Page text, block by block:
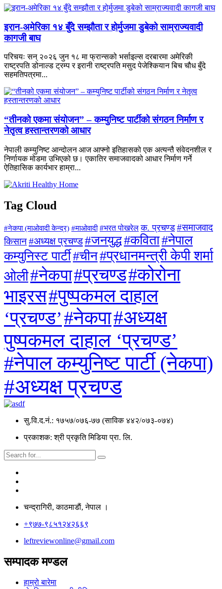
इरान-अमेरिका १४ बुँदे सम्झौता र होर्मुजमा डुबेको साम्राज्यवादी
कागजी बाघ
परिचयः सन् २०२६ जुन १८ मा फ्रान्सको भर्साइल्स दरबारमा अमेरिकी
राष्ट्रपति डोनाल्ड ट्रम्प र इरानी राष्ट्रपति मसुद पेजेश्कियान बिच चौध बुँदे
सहमतिपत्रमा...
“तीनको एकमा संयोजन” – कम्युनिष्ट पार्टीको संगठन निर्माण र
नेतृत्व हस्तान्तरणको आधार
नेपाली कम्युनिष्ट आन्दोलन आज आफ्नो इतिहासको एक अत्यन्तै संवेदनशील र
निर्णायक मोडमा उभिएको छ। एकातिर समाजवादको आधार निर्माण गर्ने
ऐतिहासिक कार्यभार हाम्रा...
Tag Cloud
#नेकपा (माओवादी केन्द्र) #माओवादी #भरत पोखरेल क. प्रचण्ड #समाजवाद
किसान#अध्यक्ष प्रचण्ड#जनयुद्ध#कविता#नेपाल
कम्युनिस्ट पार्टी#चीन#प्रधानमन्त्री केपी शर्मा
ओली#नेकपा#प्रचण्ड#कोरोना
भाइरस#पुष्पकमल दाहाल
‘प्रचण्ड’#नेकपा#अध्यक्ष
पुष्पकमल दाहाल ‘प्रचण्ड’
#नेपाल कम्युनिष्ट पार्टी (नेकपा)
#अध्यक्ष प्रचण्ड
सु.वि.द.नं.: १७५७/०७६-७७ (साविक ४४२/०७३-०७४)
प्रकाशक: श्री प्रकृति मिडिया प्रा. लि.
चन्द्रागिरी, काठमाडाैं, नेपाल ।
+९७७-९८५१२४२६६९
leftreviewonline@gmail.com
सम्पादक मण्डल
हाम्रो बारेमा